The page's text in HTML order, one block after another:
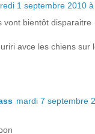
1 septembre 2010
vont bientôt disparaitre
avce les chiens sur
mardi 7 septembre